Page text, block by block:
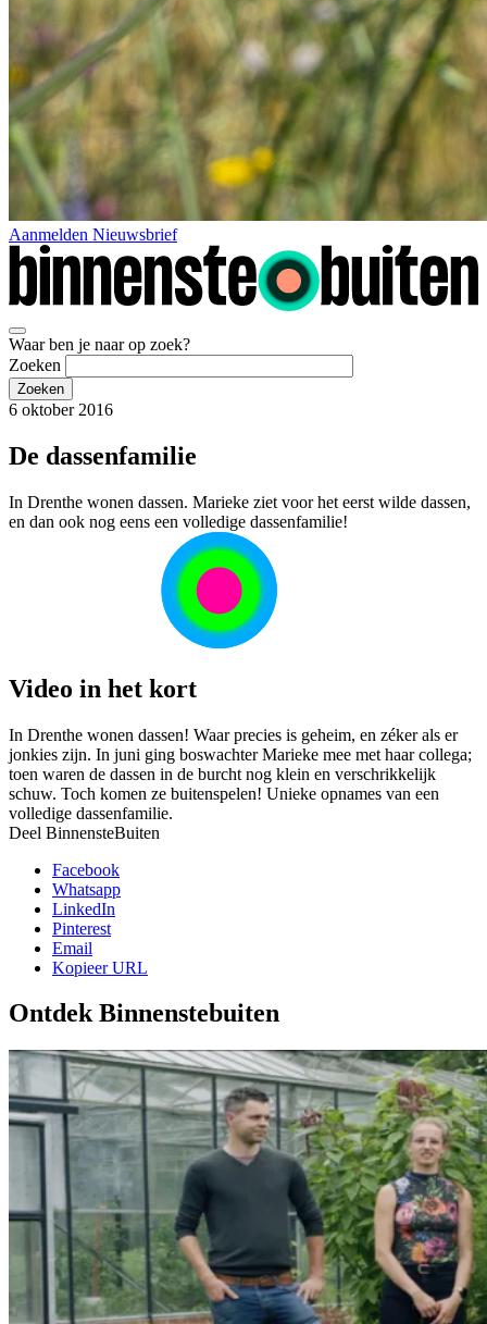
Aanmelden Nieuwsbrief
Waar ben je naar op zoek?
Zoeken
6 oktober 2016
De dassenfamilie
In Drenthe wonen dassen. Marieke ziet voor het eerst wilde dassen,
en dan ook nog eens een volledige dassenfamilie!
Video in het kort
In Drenthe wonen dassen! Waar precies is geheim, en zéker als er
jonkies zijn. In juni ging boswachter Marieke mee met haar collega;
toen waren de dassen in de burcht nog klein en verschrikkelijk
schuw. Toch komen ze buitenspelen! Unieke opnames van een
volledige dassenfamilie.
Deel BinnensteBuiten
Facebook
Whatsapp
LinkedIn
Pinterest
Email
Kopieer URL
Ontdek Binnenstebuiten